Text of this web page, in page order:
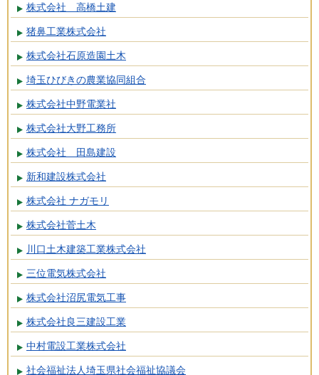
株式会社 高橋土建
猪鼻工業株式会社
株式会社石原造園土木
埼玉ひびきの農業協同組合
株式会社中野電業社
株式会社大野工務所
株式会社 田島建設
新和建設株式会社
株式会社 ナガモリ
株式会社菅土木
川口土木建築工業株式会社
三位電気株式会社
株式会社沼尻電気工事
株式会社良三建設工業
中村電設工業株式会社
社会福祉法人埼玉県社会福祉協議会